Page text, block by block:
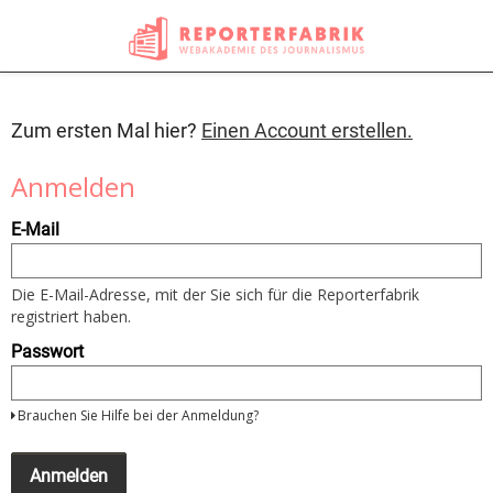
Zum ersten Mal hier? Einen Account erstellen.
Anmelden
Um
sich
nutzen
Sie
bitte
Ihre
E-
Mail
und
Ihr
Wenn
Sie
noch
E-Mail
Die E-Mail-Adresse, mit der Sie sich für die Reporterfabrik
registriert haben.
Passwort
Brauchen Sie Hilfe bei der Anmeldung?
Anmelden